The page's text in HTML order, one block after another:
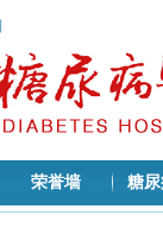
荣誉墙 糖